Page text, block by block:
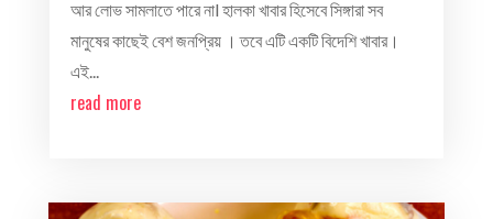
আর লোভ সামলাতে পারে নাl হালকা খাবার হিসেবে সিঙ্গারা সব
মানুষের কাছেই বেশ জনপ্রিয় । তবে এটি একটি বিদেশি খাবার।
এই...
read more